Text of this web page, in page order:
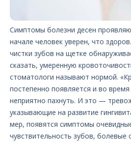
Симптомы болезни десен
начале человек уверен, что
чистки зубов на щетке
сказать, умеренную
стоматологи называют нормой.
постепенно появляется и во
неприятно пахнуть. И это —
указывающие на развитие
мер, появятся симптомы
чувствительность зубов,